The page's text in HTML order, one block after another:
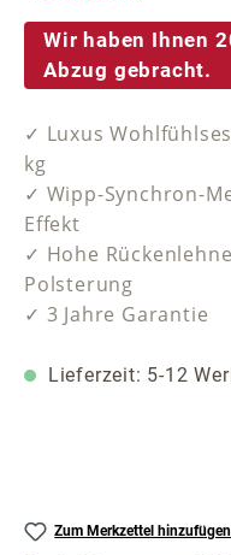
Wir haben Ihnen
Abzug gebracht.
✓ Luxus
kg
✓ Wipp-Synchron-
Effekt
✓ Hohe
Polsterung
✓ 3 Jahre Garantie
Lieferzeit: 5-12
Zum Merkzettel hinzufügen